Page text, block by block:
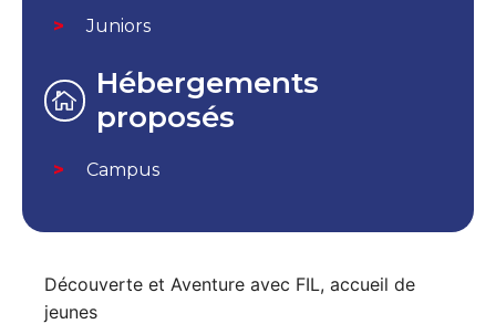
Juniors
Hébergements
proposés
Campus
Découverte et Aventure avec FIL, accueil de
jeunes